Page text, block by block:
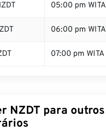
05:00 pm WITA
06:00 pm WITA
07:00 pm WITA
NZDT para outros